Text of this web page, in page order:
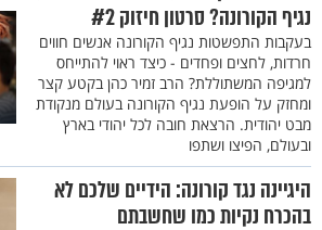
נגיף הקורונה? סרטון חיזוק #2
בעקבות התפשטות נגיף הקורונה אנשים חווים
חרדות, לחצים ופחדים - כיצד ראוי להתייחס
למגיפה המשתוללת? הרב זמיר כהן בקטע קצר
ומחזק על הופעת נגיף הקורונה בעולם מנקודת
מבט יהודית. הרצאת חובה לכל יהודי בארץ
ובעולם, הפיצו ושתפו
היגיינה נגד קורונה: הידיים שלכם לא
בהכרח נקיות כמו שחשבתם